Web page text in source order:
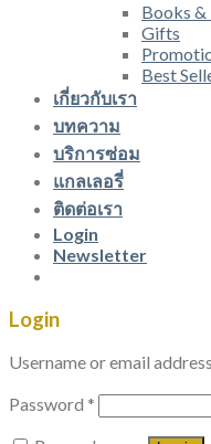
Books
Gifts
Best
เกี่ยวกับเรา
บทความ
บริการซ่อม
แกลเลอรี่
ติดต่อเรา
Login
Newsletter
Login
Username or email address
Password *